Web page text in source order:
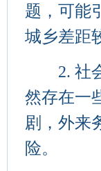
题，可能
城乡差距
2. 社会
然存在一
剧，外来
险。